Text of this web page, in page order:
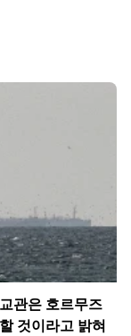
관은 호르무즈
것이라고 밝혀